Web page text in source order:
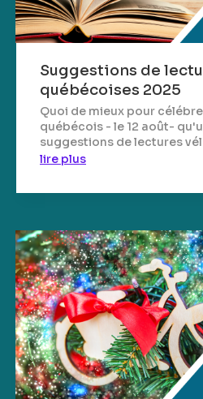
Suggestions de
québécoises 2025
Quoi de mieux pour
québécois - le 12 août-
suggestions de lectures
lire plus